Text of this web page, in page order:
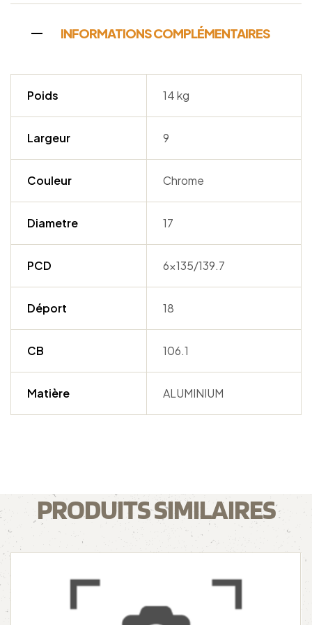
INFORMATIONS COMPLÉMENTAIRES
Poids 14 kg
Largeur 9
Couleur Chrome
Diametre 17
PCD 6×135/139.7
Déport 18
CB 106.1
Matière ALUMINIUM
PRODUITS SIMILAIRES